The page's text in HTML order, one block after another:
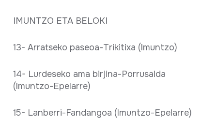
IMUNTZO ETA BELOKI
13- Arratseko paseoa-Trikitixa (Imuntzo)
14- Lurdeseko ama birjina-Porrusalda
(Imuntzo-Epelarre)
15- Lanberri-Fandangoa (Imuntzo-Epelarre)